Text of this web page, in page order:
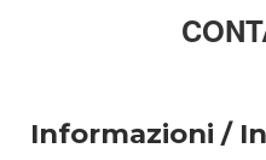
Informazioni /